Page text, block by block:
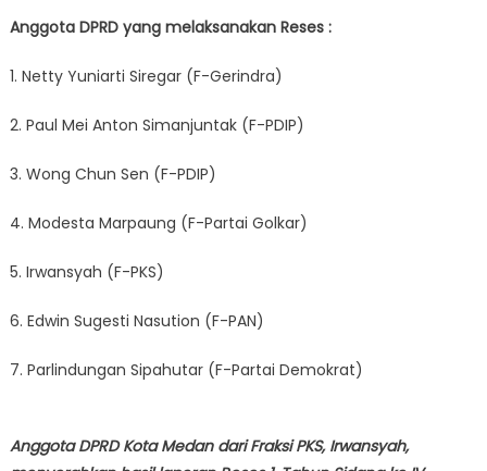
Anggota DPRD yang melaksanakan Reses :
1. Netty Yuniarti Siregar (F-Gerindra)
2. Paul Mei Anton Simanjuntak (F-PDIP)
3. Wong Chun Sen (F-PDIP)
4. Modesta Marpaung (F-Partai Golkar)
5. Irwansyah (F-PKS)
6. Edwin Sugesti Nasution (F-PAN)
7. Parlindungan Sipahutar (F-Partai Demokrat)
Anggota DPRD Kota Medan dari Fraksi PKS, Irwansyah,